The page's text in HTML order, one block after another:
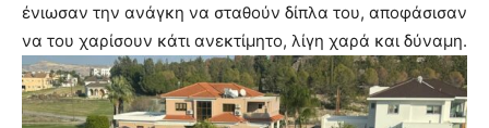
ένιωσαν την ανάγκη να σταθούν δίπλα του, αποφάσισαν
να του χαρίσουν κάτι ανεκτίμητο, λίγη χαρά και δύναμη.